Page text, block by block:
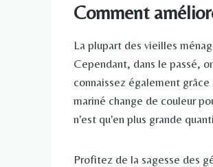
Comment
La plupart des vieilles
Cependant, dans le passé,
connaissez également
mariné change de couleur
n'est qu'en plus grande
Profitez de la sagesse des